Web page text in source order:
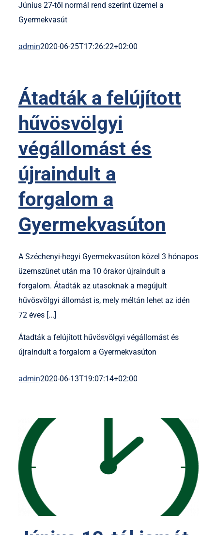
Június 27-től normál rend szerint üzemel a
Gyermekvasút
admin2020-06-25T17:26:22+02:00
Átadták a felújított
hűvösvölgyi
végállomást és
újraindult a
forgalom a
Gyermekvasúton
A Széchenyi-hegyi Gyermekvasúton közel 3 hónapos
üzemszünet után ma 10 órakor újraindult a
forgalom. Átadták az utasoknak a megújult
hűvösvölgyi állomást is, mely méltán lehet az idén
72 éves [...]
Átadták a felújított hűvösvölgyi végállomást és
újraindult a forgalom a Gyermekvasúton
admin2020-06-13T19:07:14+02:00